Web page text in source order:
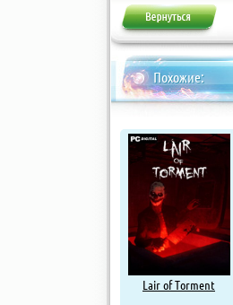
Похожие:
Lair of Torment